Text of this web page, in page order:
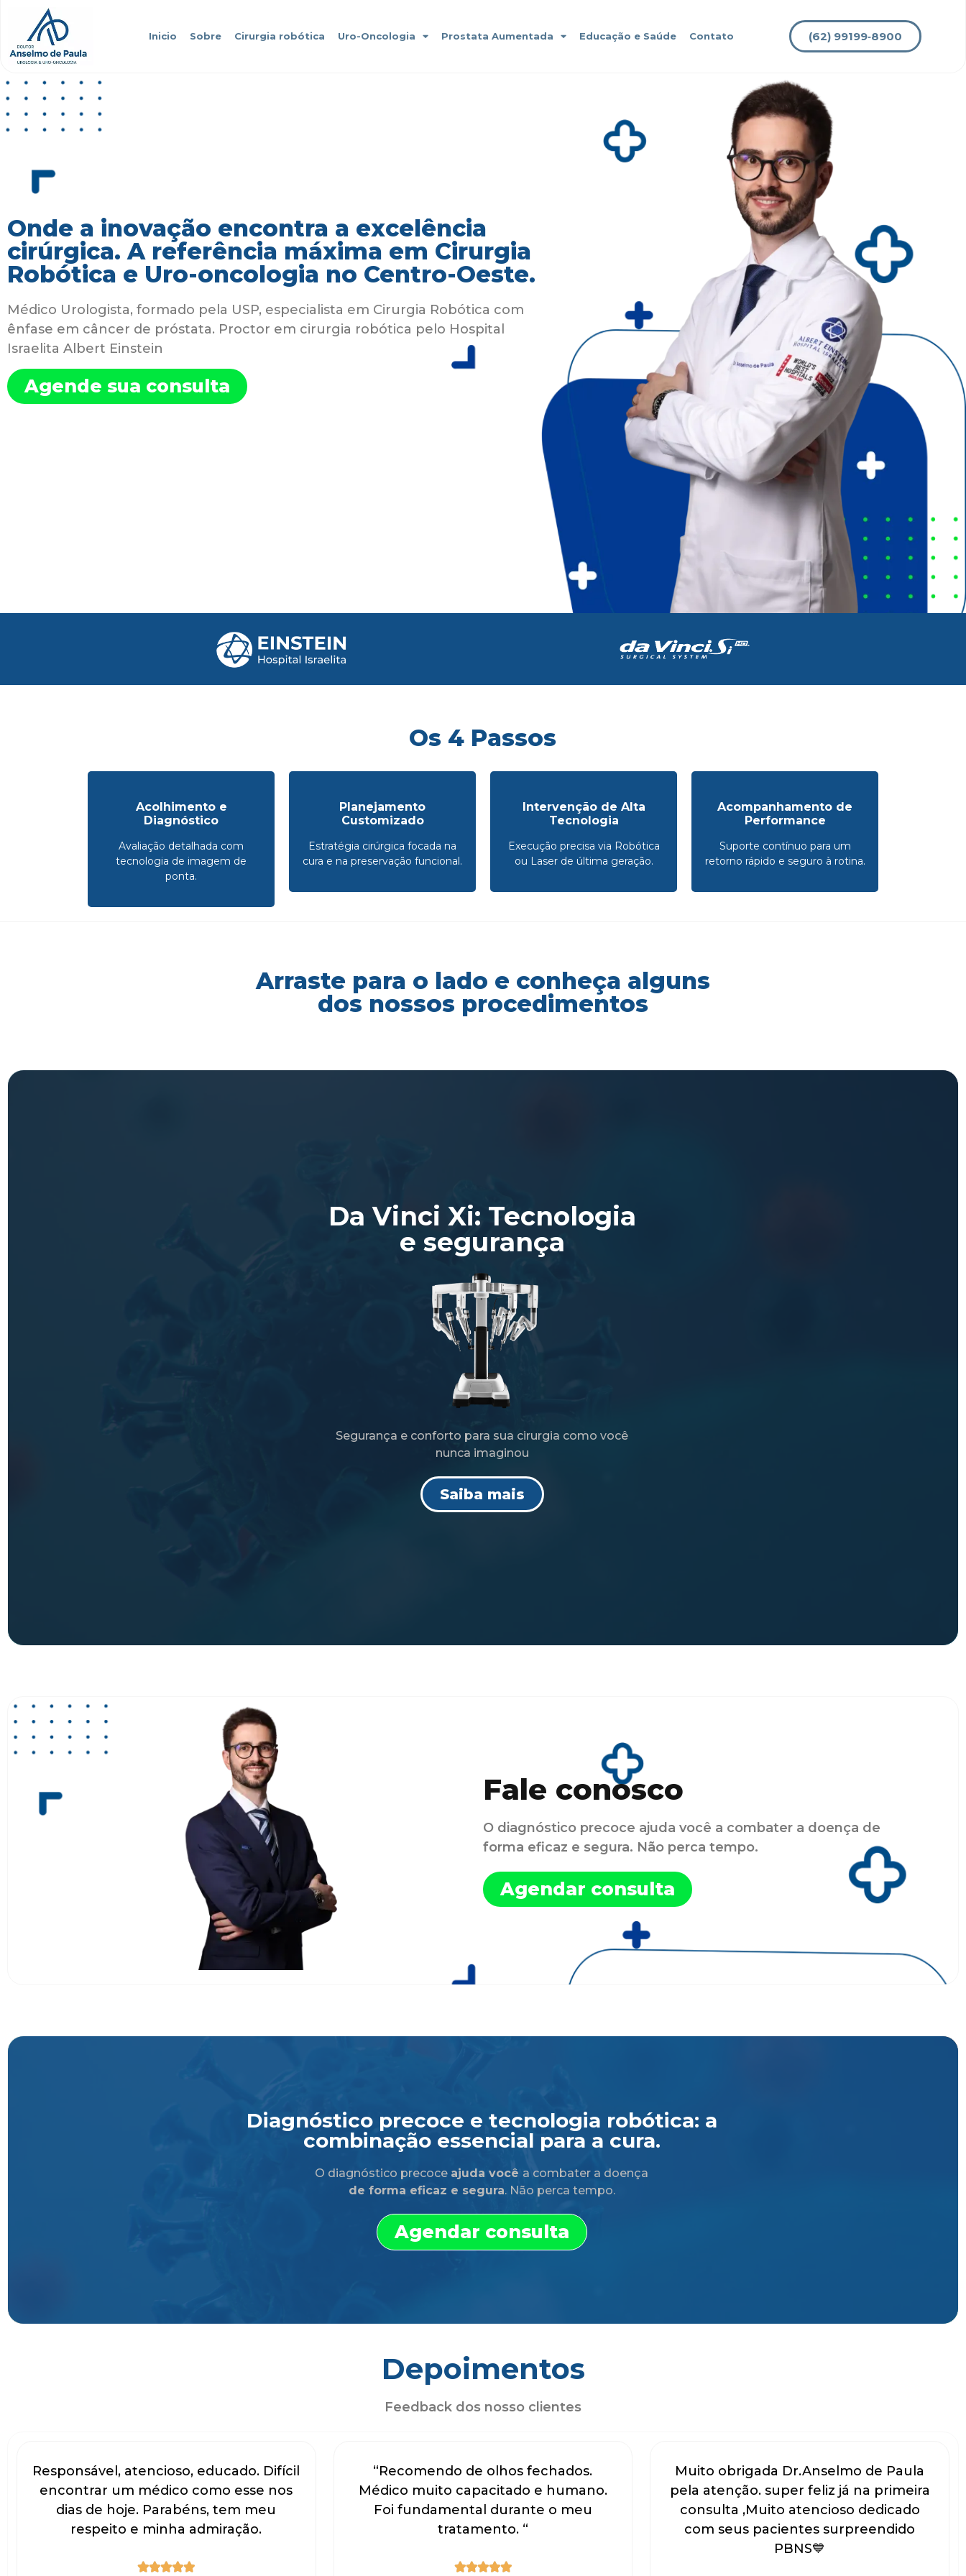
Inicio Sobre Cirurgia robótica Uro-Oncologia Prostata Aumentada Educação e Saúde Contato (62) 99199‑8900
Onde a inovação encontra a excelência
cirúrgica. A referência máxima em Cirurgia
Robótica e Uro-oncologia no Centro-Oeste.
Médico Urologista, formado pela USP, especialista em Cirurgia Robótica com
ênfase em câncer de próstata. Proctor em cirurgia robótica pelo Hospital
Israelita Albert Einstein
Agende sua consulta
Os 4 Passos
Acolhimento e
Diagnóstico
Avaliação detalhada com
tecnologia de imagem de
ponta.
Planejamento
Customizado
Estratégia cirúrgica focada na
cura e na preservação funcional.
Intervenção de Alta
Tecnologia
Execução precisa via Robótica
ou Laser de última geração.
Acompanhamento de
Performance
Suporte contínuo para um
retorno rápido e seguro à rotina.
Arraste para o lado e conheça alguns
dos nossos procedimentos
Da Vinci Xi: Tecnologia
e segurança
Segurança e conforto para sua cirurgia como você
nunca imaginou
Saiba mais
Fale conosco
O diagnóstico precoce ajuda você a combater a doença de
forma eficaz e segura. Não perca tempo.
Agendar consulta
Diagnóstico precoce e tecnologia robótica: a
combinação essencial para a cura.
O diagnóstico precoce ajuda você a combater a doença
de forma eficaz e segura. Não perca tempo.
Agendar consulta
Depoimentos
Feedback dos nosso clientes
Responsável, atencioso, educado. Difícil
encontrar um médico como esse nos
dias de hoje. Parabéns, tem meu
respeito e minha admiração.

“Recomendo de olhos fechados.
Médico muito capacitado e humano.
Foi fundamental durante o meu
tratamento. “

Muito obrigada Dr.Anselmo de Paula
pela atenção. super feliz já na primeira
consulta ,Muito atencioso dedicado
com seus pacientes surpreendido
PBNS💙